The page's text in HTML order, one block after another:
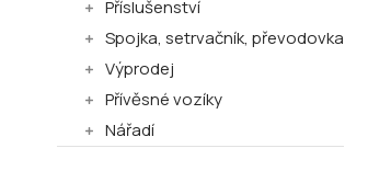
Příslušenství
Spojka, setrvačník, převodovka
Výprodej
Přívěsné vozíky
Nářadí